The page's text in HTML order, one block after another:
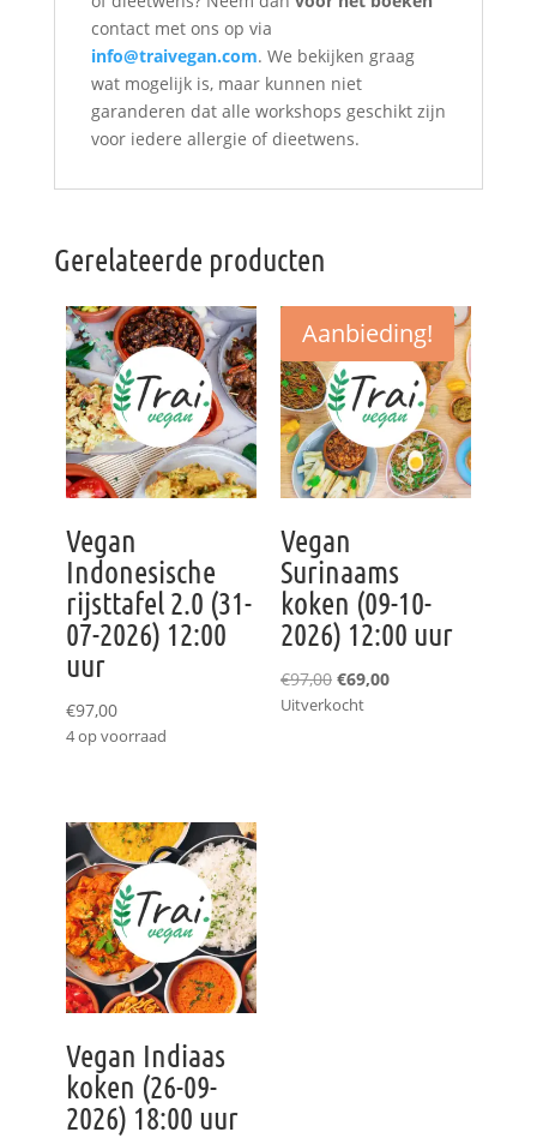
contact met ons op via
info@traivegan.com. We bekijken graag
wat mogelijk is, maar kunnen niet
garanderen dat alle workshops geschikt zijn
voor iedere allergie of dieetwens.
Gerelateerde producten
Vegan
Indonesische
rijsttafel 2.0 (31-
07-2026) 12:00
uur
€97,00
4 op voorraad
Aanbieding!
Vegan
Surinaams
koken (09-10-
2026) 12:00 uur
€97,00 Oorspronkelijke
prijs
€69,00Huidige
Uitverkocht
Vegan Indiaas
koken (26-09-
2026) 18:00 uur